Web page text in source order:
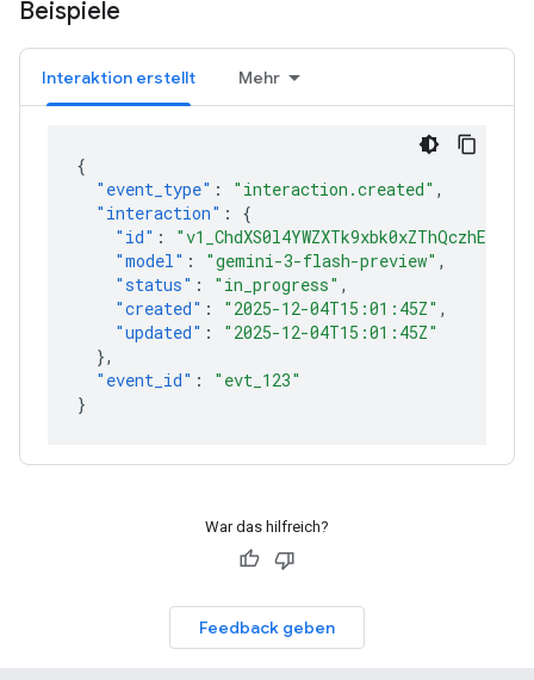
Beispiele
Interaktion erstellt Mehr
{
"event_type" : "interaction.created" ,
"interaction" :
{
"id" :
"model" : "gemini-3-flash-preview" ,
"status" : "in_progress" ,
"created" : "2025-12-04T15:01:45Z" ,
"updated" :
"2025-12-04T15:01:45Z"
},
"event_id" :
"evt_123"
}
War das hilfreich?
Feedback geben